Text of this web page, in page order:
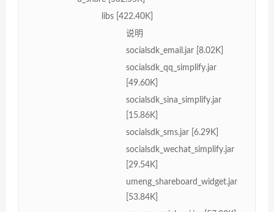
libs [422.40K]
说明
socialsdk_email.jar [8.02K]
socialsdk_qq_simplify.jar
[49.60K]
socialsdk_sina_simplify.jar
[15.86K]
socialsdk_sms.jar [6.29K]
socialsdk_wechat_simplify.jar
[29.54K]
umeng_shareboard_widget.jar
[53.84K]